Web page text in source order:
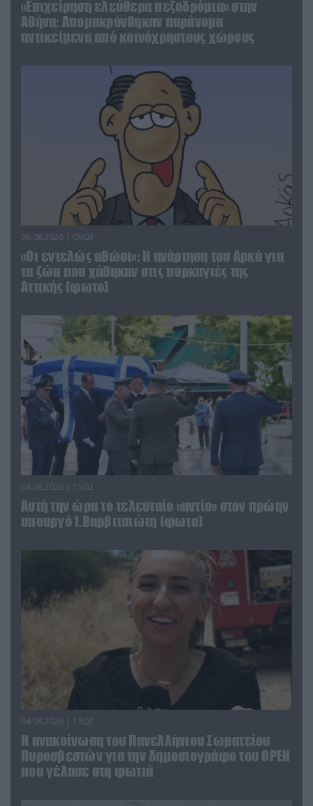
«Επιχείρηση ελεύθερα πεζοδρόμια» στην
Αθήνα: Απομακρύνθηκαν παράνομα
αντικείμενα από κοινόχρηστους χώρους
06.08.2026 | 09:03
«Οι εντελώς αθώοι»: Η ανάρτηση του Αρκά για
τα ζώα που χάθηκαν στις πυρκαγιές της
Αττικής (φωτο)
04.08.2026 | 15:02
Αυτή την ώρα το τελευταίο «αντίο» στον πρώην
υπουργό Ι.Βαρβιτσιώτη (φωτο)
04.08.2026 | 13:02
Η ανακοίνωση του Πανελλήνιου Σωματείου
Πυροσβεστών για την δημοσιογράφο του OPEN
που γέλασε στη φωτιά